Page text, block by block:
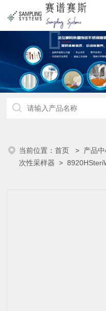
当前位置：首页 > 产品
次性采样器 >